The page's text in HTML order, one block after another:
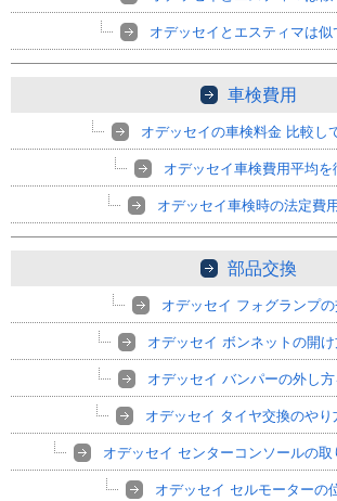
オデッセイとエスティマは似
車検費用
オデッセイの車検料金 比較し
オデッセイ車検費用平均を
オデッセイ車検時の法定費
部品交換
オデッセイ フォグランプ
オデッセイ ボンネットの開
オデッセイ バンパーの外し
オデッセイ タイヤ交換のや
オデッセイ センターコンソールの
オデッセイ セルモーターの